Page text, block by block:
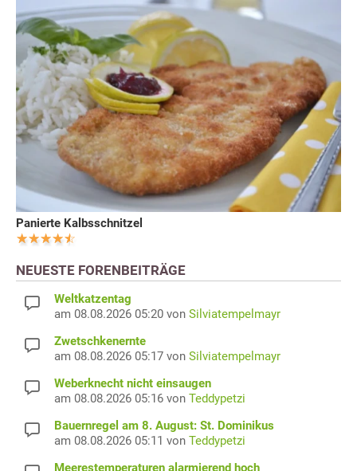
Panierte Kalbsschnitzel
NEUESTE FORENBEITRÄGE
Weltkatzentag
am 08.08.2026 05:20 von Silviatempelmayr
Zwetschkenernte
am 08.08.2026 05:17 von Silviatempelmayr
Weberknecht nicht einsaugen
am 08.08.2026 05:16 von Teddypetzi
Bauernregel am 8. August: St. Dominikus
am 08.08.2026 05:11 von Teddypetzi
Meerestemperaturen alarmierend hoch